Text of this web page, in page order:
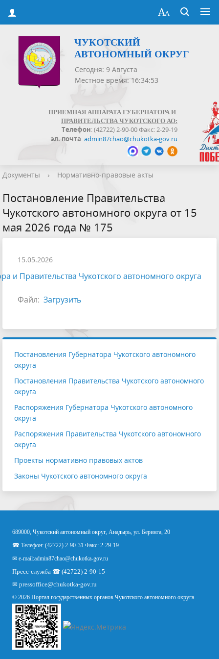
ЧУКОТСКИЙ
АВТОНОМНЫЙ ОКРУГ
Сегодня: 9 Августа
Местное время: 16:34:53
ПРИЕМНАЯ АППАРАТА ГУБЕРНАТОРА И
ПРАВИТЕЛЬСТВА ЧУКОТСКОГО АО:
Телефон: (42722) 2-90-00 Факс: 2-29-19
эл. почта:admin87chao@chukotka-gov.ru
Документы › Нормативно-правовые акты
Постановление Правительства
Чукотского автономного округа от 15
мая 2026 года № 175
15.05.2026
и Правительства Чукотского автономного округа
Файл: Загрузить
Постановления Губернатора Чукотского автономного
округа
Постановления Правительства Чукотского автономного
округа
Распоряжения Губернатора Чукотского автономного
округа
Распоряжения Правительства Чукотского автономного
округа
Проекты нормативно правовых актов
Законы Чукотского автономного округа
689000, Чукотский автономный округ, Анадырь, ул. Беринга, 20
☎ Телефон: (42722) 2-90-31 Факс: 2-29-19
✉ e-mail:admin87chao@chukotka-gov.ru
Пресс-служба ☎ (42722) 2-90-15
✉ pressoffice@chukotka-gov.ru
© 2026 Портал государственных органов Чукотского автономного округа